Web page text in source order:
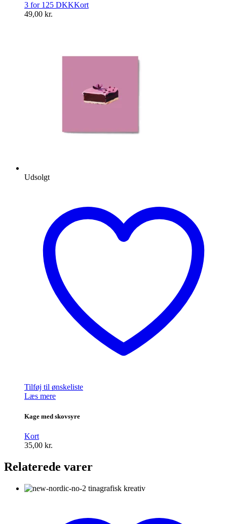
3 for 125 DKKKort
49,00 kr.
Udsolgt
Tilføj til ønskeliste
Læs mere
Kage med skovsyre
Kort
35,00 kr.
Relaterede varer